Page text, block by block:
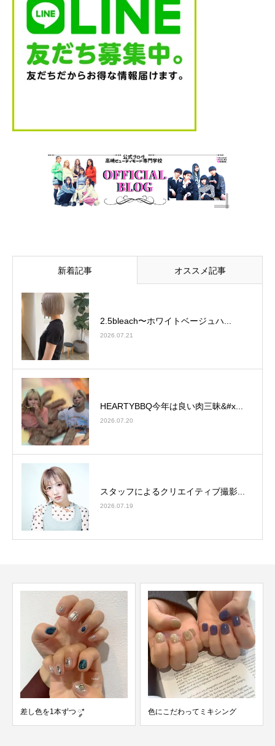
新着記事 オススメ記事
2.5bleach〜ホワイトベージュ⁡ハ...
2026.07.21
HEARTYBBQ今年は良い肉三昧&#x...
2026.07.20
スタッフによるクリエイティブ撮影...
2026.07.19
1本ずつ ༘* 色にこだわってミキシング ミニ扇風機あ